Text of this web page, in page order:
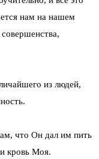
нам на нашем
из людей,
что Он дал им пить
и кровь Моя.